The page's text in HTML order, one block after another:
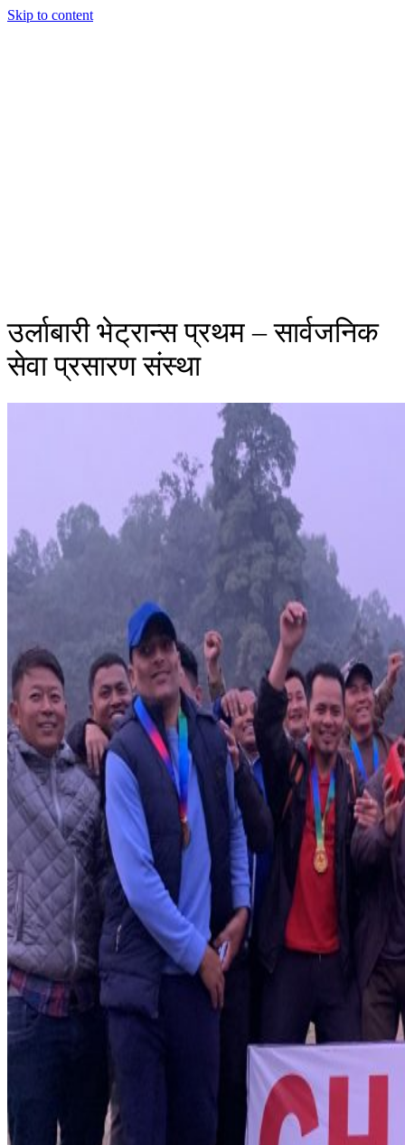
Skip to content
उर्लाबारी भेट्रान्स प्रथम – सार्वजनिक
सेवा प्रसारण संस्था